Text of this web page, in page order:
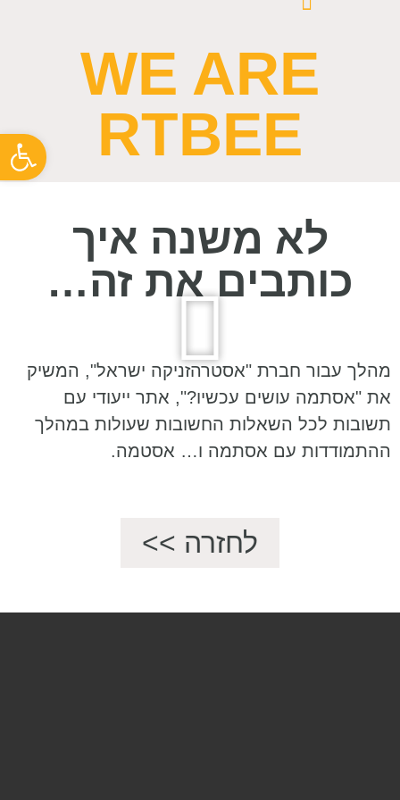
WE ARE
RTBEE
לא משנה איך
כותבים את זה…
מהלך עבור חברת "אסטרהזניקה ישראל", המשיק
את "אסתמה עושים עכשיו?", אתר ייעודי עם
תשובות לכל השאלות החשובות שעולות במהלך
ההתמודדות עם אסתמה ו… אסטמה.
לחזרה >>
פתח